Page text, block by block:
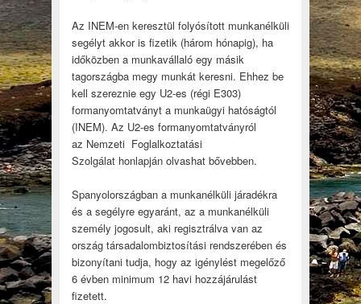
Az INEM-en keresztül folyósított munkanélküli
segélyt akkor is fizetik (három hónapig), ha
időközben a munkavállaló egy másik
tagországba megy munkát keresni. Ehhez be
kell szereznie egy U2-es (régi E303)
formanyomtatványt a munkaügyi hatóságtól
(INEM). Az U2-es formanyomtatványról
az Nemzeti Foglalkoztatási
Szolgálat honlapján olvashat bővebben.
Spanyolországban a munkanélküli járadékra
és a segélyre egyaránt, az a munkanélküli
személy jogosult, aki regisztrálva van az
ország társadalombiztosítási rendszerében és
bizonyítani tudja, hogy az igénylést megelőző
6 évben minimum 12 havi hozzájárulást
fizetett.